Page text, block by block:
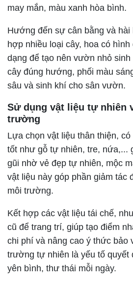
may mắn, màu xanh hòa bình.
Hướng đến sự cân bằng và hài
hợp nhiều loại cây, hoa có
dạng để tạo nên vườn nhỏ
cây đúng hướng, phối màu
sâu và sinh khí cho sân vườn.
Sử dụng vật liệu tự nhiên
trường
Lựa chọn vật liệu thân thiện,
tốt như gỗ tự nhiên, tre, nứa,...
gũi nhờ vẻ đẹp tự nhiên, mộc
vật liệu này góp phần giảm tác
môi trường.
Kết hợp các vật liệu tái chế,
cũ để trang trí, giúp tạo điểm
chi phí và nâng cao ý thức bảo
trường tự nhiên là yếu tố quyết
yên bình, thư thái mỗi ngày.